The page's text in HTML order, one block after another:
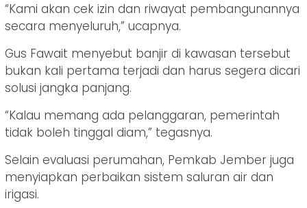
“Kami akan cek izin dan riwayat pembangunannya
secara menyeluruh,” ucapnya.
Gus Fawait menyebut banjir di kawasan tersebut
bukan kali pertama terjadi dan harus segera dicari
solusi jangka panjang.
“Kalau memang ada pelanggaran, pemerintah
tidak boleh tinggal diam,” tegasnya.
Selain evaluasi perumahan, Pemkab Jember juga
menyiapkan perbaikan sistem saluran air dan
irigasi.